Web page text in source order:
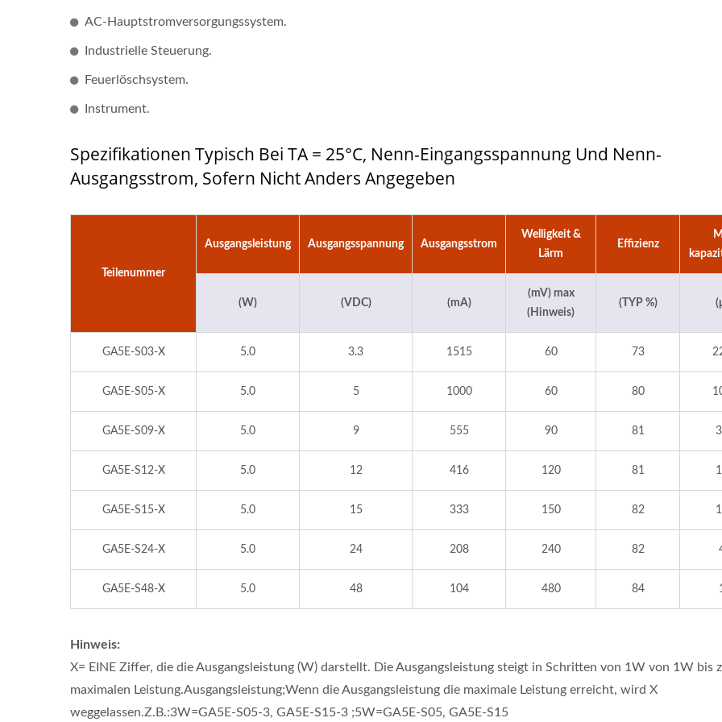
AC-Hauptstromversorgungssystem.
Industrielle Steuerung.
Feuerlöschsystem.
Instrument.
Spezifikationen Typisch Bei TA = 25°C, Nenn-Eingangsspannung Und Nenn-
Ausgangsstrom, Sofern Nicht Anders Angegeben
Teilenummer
Ausgangsleistung Ausgangsspannung Ausgangsstrom
Welligkeit &
Lärm
Effizienz
(W) (VDC) (mA)
(mV) max
(Hinweis)
(TYP %)
GA5E-S03-X 5.0 3.3 1515 60 73
GA5E-S05-X 5.0 5 1000 60 80
GA5E-S09-X 5.0 9 555 90 81
GA5E-S12-X 5.0 12 416 120 81
GA5E-S15-X 5.0 15 333 150 82
GA5E-S24-X 5.0 24 208 240 82
GA5E-S48-X 5.0 48 104 480 84
Hinweis:
X= EINE Ziffer, die die Ausgangsleistung (W) darstellt. Die Ausgangsleistung steigt in Schritten von 1W von 1W bis
maximalen Leistung.Ausgangsleistung;Wenn die Ausgangsleistung die maximale Leistung erreicht, wird X
weggelassen.Z.B.:3W=GA5E-S05-3, GA5E-S15-3 ;5W=GA5E-S05, GA5E-S15